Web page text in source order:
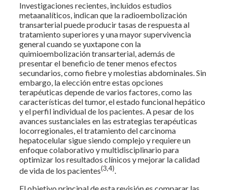
Investigaciones recientes, incluidos estudios
metaanalíticos, indican que la radioembolización
transarterial puede producir tasas de respuesta al
tratamiento superiores y una mayor supervivencia
general cuando se yuxtapone con la
quimioembolización transarterial, además de
presentar el beneficio de tener menos efectos
secundarios, como fiebre y molestias abdominales. Sin
embargo, la elección entre estas opciones
terapéuticas depende de varios factores, como las
características del tumor, el estado funcional hepático
y el perfil individual de los pacientes. A pesar de los
avances sustanciales en las estrategias terapéuticas
locorregionales, el tratamiento del carcinoma
hepatocelular sigue siendo complejo y requiere un
enfoque colaborativo y multidisciplinario para
optimizar los resultados clínicos y mejorar la calidad
de vida de los pacientes(3,4).